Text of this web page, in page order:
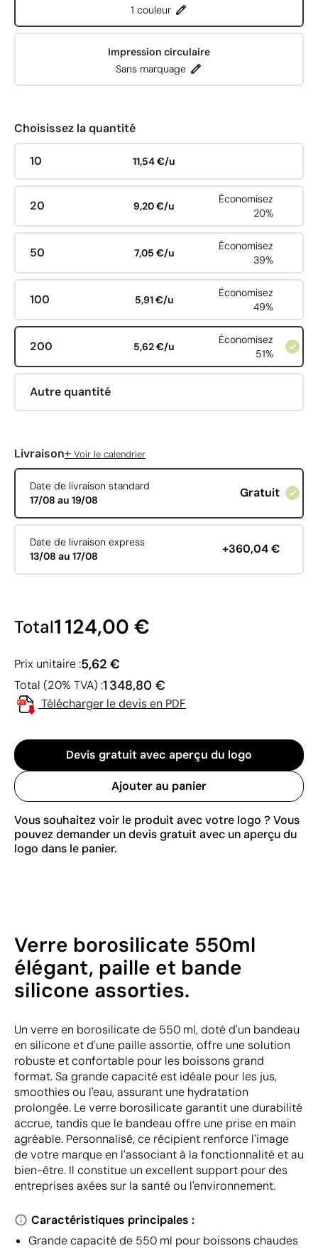
1 couleur
Impression circulaire
Sans marquage
Choisissez la quantité
10 11,54 €/u
20 9,20 €/u
Économisez
20%
50 7,05 €/u
Économisez
39%
100 5,91 €/u
Économisez
49%
200 5,62 €/u
Économisez
51%
Autre quantité
Livraison+ Voir le calendrier
Date de livraison standard
17/08 au 19/08
Gratuit
Date de livraison express
13/08 au 17/08
+360,04 €
Total1 124,00 €
Prix unitaire :5,62 €
Total (20% TVA) :1 348,80 €
Télécharger le devis en PDF
Devis gratuit avec aperçu du logo
Ajouter au panier
Vous souhaitez voir le produit avec votre logo ? Vous
pouvez demander un devis gratuit avec un aperçu du
logo dans le panier.
Verre borosilicate 550ml
élégant, paille et bande
silicone assorties.
Un verre en borosilicate de 550 ml, doté d'un bandeau
en silicone et d'une paille assortie, offre une solution
robuste et confortable pour les boissons grand
format. Sa grande capacité est idéale pour les jus,
smoothies ou l'eau, assurant une hydratation
prolongée. Le verre borosilicate garantit une durabilité
accrue, tandis que le bandeau offre une prise en main
agréable. Personnalisé, ce récipient renforce l'image
de votre marque en l'associant à la fonctionnalité et au
bien-être. Il constitue un excellent support pour des
entreprises axées sur la santé ou l'environnement.
Caractéristiques principales :
Grande capacité de 550 ml pour boissons chaudes